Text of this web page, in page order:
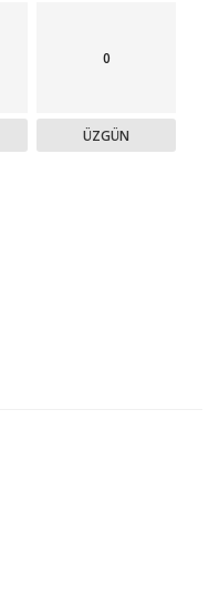
0
ÜZGÜN